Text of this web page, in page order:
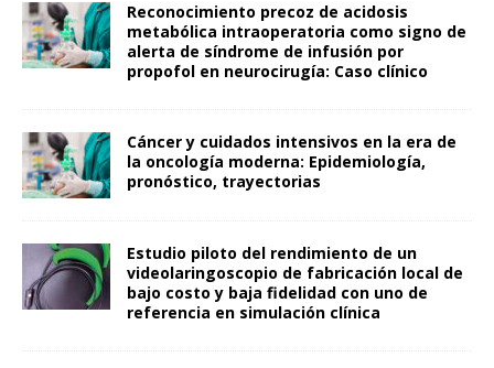
Reconocimiento precoz de acidosis
metabólica intraoperatoria como signo de
alerta de síndrome de infusión por
propofol en neurocirugía: Caso clínico
Cáncer y cuidados intensivos en la era de
la oncología moderna: Epidemiología,
pronóstico, trayectorias
Estudio piloto del rendimiento de un
videolaringoscopio de fabricación local de
bajo costo y baja fidelidad con uno de
referencia en simulación clínica